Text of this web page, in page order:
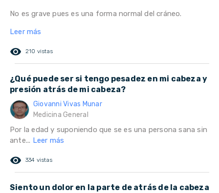
No es grave pues es una forma normal del cráneo.
Leer más
remove_red_eye 210 vistas
¿Qué puede ser si tengo pesadez en mi cabeza y
presión atrás de mi cabeza?
Giovanni Vivas Munar
Medicina General
Por la edad y suponiendo que se es una persona sana sin
ante... Leer más
remove_red_eye 334 vistas
Siento un dolor en la parte de atrás de la cabeza